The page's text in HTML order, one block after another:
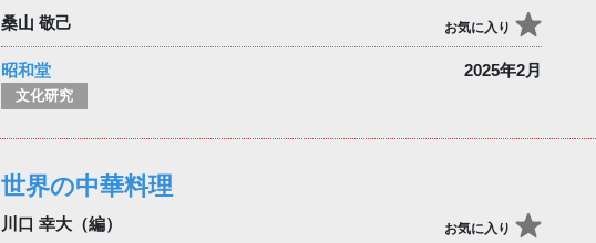
桑山 敬己 お気に入り
昭和堂 2025年2月
文化研究
世界の中華料理
川口 幸大（編） お気に入り